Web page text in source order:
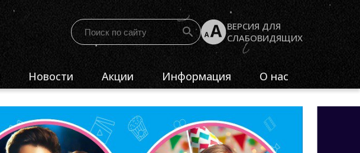
ВЕРСИЯ ДЛЯ
СЛАБОВИДЯЩИХ
Новости Акции Информация
Пушкинской картой
Документы
О нас
Структура
учреждения